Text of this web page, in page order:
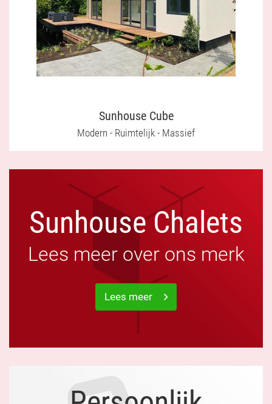
Sunhouse Cube
Modern - Ruimtelijk - Massief
Sunhouse Chalets
Lees meer over ons merk
Lees meer